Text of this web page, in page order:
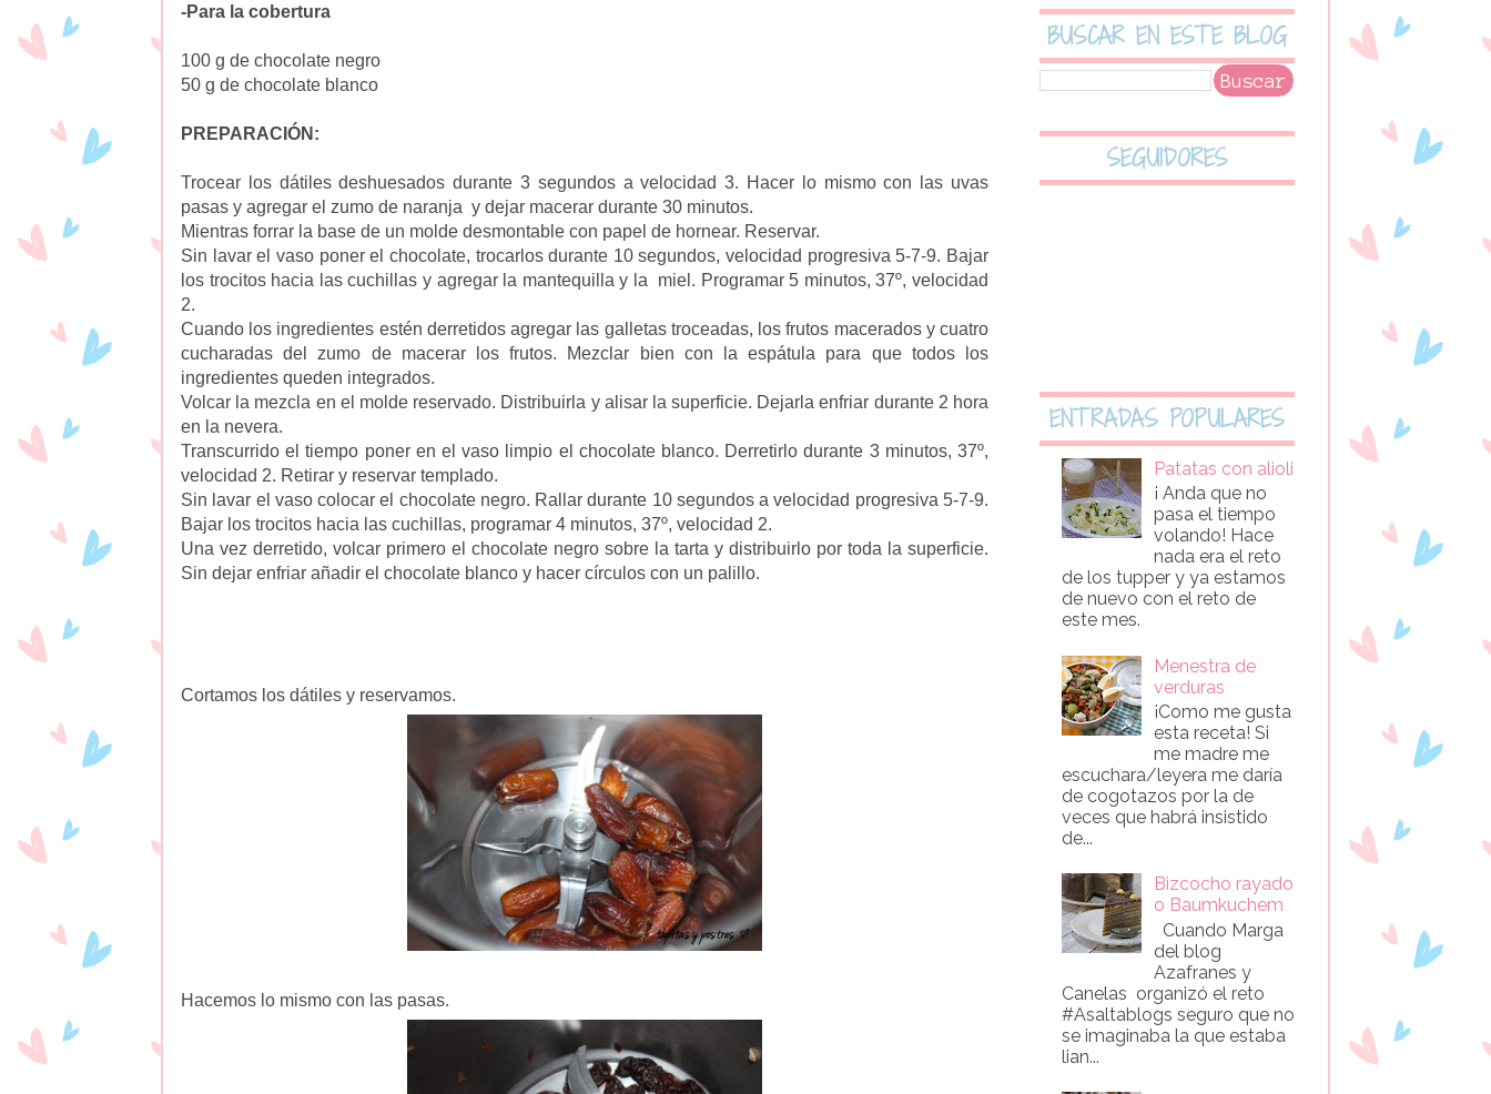
-Para la cobertura
100 g de chocolate negro
50 g de chocolate blanco
PREPARACIÓN:
Trocear los dátiles deshuesados durante 3 segundos a velocidad 3. Hacer lo mismo con las uvas
pasas y agregar el zumo de naranja y dejar macerar durante 30 minutos.
Mientras forrar la base de un molde desmontable con papel de hornear. Reservar.
Sin lavar el vaso poner el chocolate, trocarlos durante 10 segundos, velocidad progresiva 5-7-9. Bajar
los trocitos hacia las cuchillas y agregar la mantequilla y la miel. Programar 5 minutos, 37º, velocidad
2.
Cuando los ingredientes estén derretidos agregar las galletas troceadas, los frutos macerados y cuatro
cucharadas del zumo de macerar los frutos. Mezclar bien con la espátula para que todos los
ingredientes queden integrados.
Volcar la mezcla en el molde reservado. Distribuirla y alisar la superficie. Dejarla enfriar durante 2 hora
en la nevera.
Transcurrido el tiempo poner en el vaso limpio el chocolate blanco. Derretirlo durante 3 minutos, 37º,
velocidad 2. Retirar y reservar templado.
Sin lavar el vaso colocar el chocolate negro. Rallar durante 10 segundos a velocidad progresiva 5-7-9.
Bajar los trocitos hacia las cuchillas, programar 4 minutos, 37º, velocidad 2.
Una vez derretido, volcar primero el chocolate negro sobre la tarta y distribuirlo por toda la superficie.
Sin dejar enfriar añadir el chocolate blanco y hacer círculos con un palillo.
Cortamos los dátiles y reservamos.
Hacemos lo mismo con las pasas.
BUSCAR EN ESTE BLOG
SEGUIDORES
ENTRADAS POPULARES
Patatas con alioli
¡ Anda que no
pasa el tiempo
volando! Hace
nada era el reto
de los tupper y ya estamos
de nuevo con el reto de
este mes.
Menestra de
verduras
¡Como me gusta
esta receta! Si
me madre me
escuchara/leyera me daría
de cogotazos por la de
veces que habrá insistido
de...
Bizcocho rayado
o Baumkuchem
Cuando Marga
del blog
Azafranes y
Canelas organizó el reto
#Asaltablogs seguro que no
se imaginaba la que estaba
lian...